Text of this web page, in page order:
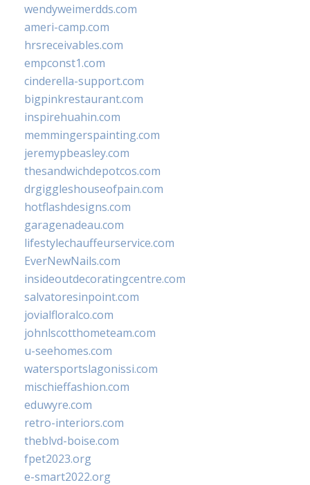
wendyweimerdds.com
ameri-camp.com
hrsreceivables.com
empconst1.com
cinderella-support.com
bigpinkrestaurant.com
inspirehuahin.com
memmingerspainting.com
jeremypbeasley.com
thesandwichdepotcos.com
drgiggleshouseofpain.com
hotflashdesigns.com
garagenadeau.com
lifestylechauffeurservice.com
EverNewNails.com
insideoutdecoratingcentre.com
salvatoresinpoint.com
jovialfloralco.com
johnlscotthometeam.com
u-seehomes.com
watersportslagonissi.com
mischieffashion.com
eduwyre.com
retro-interiors.com
theblvd-boise.com
fpet2023.org
e-smart2022.org